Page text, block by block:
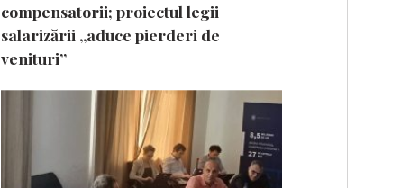
compensatorii; proiectul legii
salarizării „aduce pierderi de
venituri”